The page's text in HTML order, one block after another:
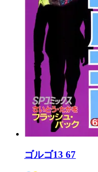
ゴルゴ13 67